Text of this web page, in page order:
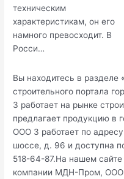
техническим
характеристикам, он его
намного превосходит. В
Росси…
Вы находитесь в разделе
строительного портала
3 работает на рынке
предлагает продукцию в
ООО 3 работает по
шоссе, д. 96 и доступна
518-64-87.На нашем
компании МДН-Пром, ООО